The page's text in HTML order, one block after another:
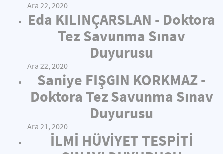
Ara 22, 2020
Eda KILINÇARSLAN - Doktora
Tez Savunma Sınav
Duyurusu
Ara 22, 2020
Saniye FIŞGIN KORKMAZ -
Doktora Tez Savunma Sınav
Duyurusu
Ara 21, 2020
İLMİ HÜVİYET TESPİTİ